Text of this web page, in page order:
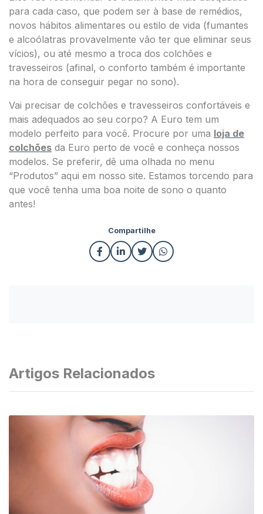
para cada caso, que podem ser à base de remédios,
novos hábitos alimentares ou estilo de vida (fumantes
e alcoólatras provavelmente vão ter que eliminar seus
vícios), ou até mesmo a troca dos colchões e
travesseiros (afinal, o conforto também é importante
na hora de conseguir pegar no sono).
Vai precisar de colchões e travesseiros confortáveis e
mais adequados ao seu corpo? A Euro tem um
modelo perfeito para você. Procure por uma loja de
colchões da Euro perto de você e conheça nossos
modelos. Se preferir, dê uma olhada no menu
“Produtos” aqui em nosso site. Estamos torcendo para
que você tenha uma boa noite de sono o quanto
antes!
Compartilhe
Artigos Relacionados